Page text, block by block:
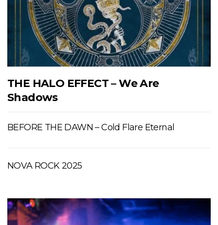
THE HALO EFFECT – We Are
Shadows
BEFORE THE DAWN – Cold Flare Eternal
NOVA ROCK 2025